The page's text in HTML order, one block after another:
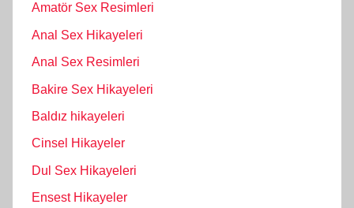
Amatör Sex Resimleri
Anal Sex Hikayeleri
Anal Sex Resimleri
Bakire Sex Hikayeleri
Baldız hikayeleri
Cinsel Hikayeler
Dul Sex Hikayeleri
Ensest Hikayeler